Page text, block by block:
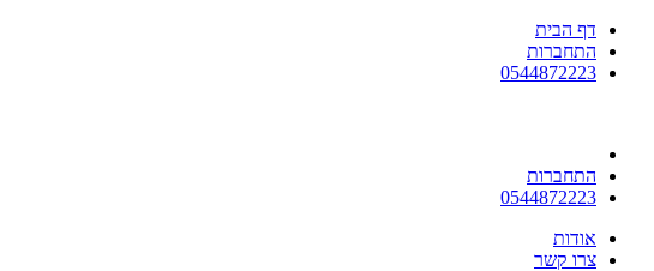
דף הבית
התחברות
0544872223
התחברות
0544872223
אודות
צרו קשר